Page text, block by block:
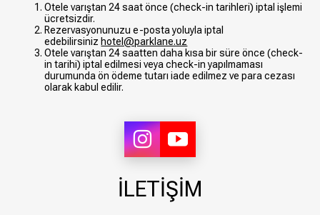
Otele varıştan 24 saat önce (check-in tarihleri) iptal işlemi
ücretsizdir.
Rezervasyonunuzu e-posta yoluyla iptal
edebilirsiniz hotel@parklane.uz
Otele varıştan 24 saatten daha kısa bir süre önce (check-
in tarihi) iptal edilmesi veya check-in yapılmaması
durumunda ön ödeme tutarı iade edilmez ve para cezası
olarak kabul edilir.
İLETİŞİM